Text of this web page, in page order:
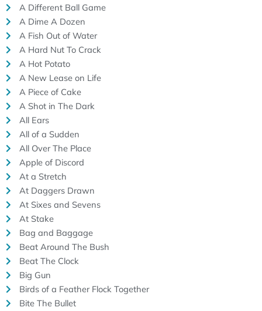
A Different Ball Game
A Dime A Dozen
A Fish Out of Water
A Hard Nut To Crack
A Hot Potato
A New Lease on Life
A Piece of Cake
A Shot in The Dark
All Ears
All of a Sudden
All Over The Place
Apple of Discord
At a Stretch
At Daggers Drawn
At Sixes and Sevens
At Stake
Bag and Baggage
Beat Around The Bush
Beat The Clock
Big Gun
Birds of a Feather Flock Together
Bite The Bullet